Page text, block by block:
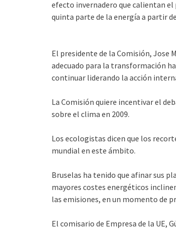
efecto invernadero que calientan el
quinta parte de la energía a partir
El presidente de la Comisión, Jose
adecuado para la transformación
continuar liderando la acción
La Comisión quiere incentivar el
sobre el clima en 2009.
Los ecologistas dicen que los
mundial en este ámbito.
Bruselas ha tenido que afinar sus
mayores costes energéticos
las emisiones, en un momento de
El comisario de Empresa de la UE,